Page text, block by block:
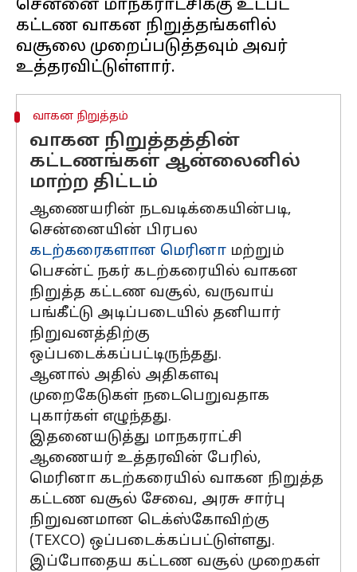
சென்னை மாநகராட்சிக்கு உட்பட
கட்டண வாகன நிறுத்தங்களில்
வசூலை முறைப்படுத்தவும் அவர்
வாகன நிறுத்தம்
வாகன நிறுத்தத்தின்
கட்டணங்கள் ஆன்லைனில்
மாற்ற திட்டம்
ஆணையரின் நடவடிக்கையின்படி,
சென்னையின் பிரபல
கடற்கரைகளான மெரினா மற்றும்
பெசன்ட் நகர் கடற்கரையில் வாகன
நிறுத்த கட்டண வசூல், வருவாய்
பங்கீட்டு அடிப்படையில் தனியார்
நிறுவனத்திற்கு
ஒப்படைக்கப்பட்டிருந்தது.
ஆனால் அதில் அதிகளவு
முறைகேடுகள் நடைபெறுவதாக
புகார்கள் எழுந்தது.
இதனையடுத்து மாநகராட்சி
ஆணையர் உத்தரவின் பேரில்,
மெரினா கடற்கரையில் வாகன நிறுத்த
கட்டண வசூல் சேவை, அரசு சார்பு
நிறுவனமான டெக்ஸ்கோவிற்கு
(TEXCO) ஒப்படைக்கப்பட்டுள்ளது.
இப்போதைய கட்டண வசூல் முறைகள்